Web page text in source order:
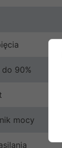
90%
mocy